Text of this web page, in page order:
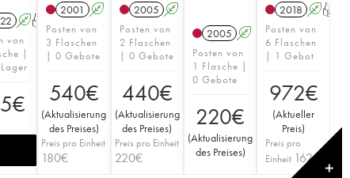
AT
von
|
€
2001 A
Posten von
3 Flaschen
| 0 Gebote
540€
(Aktualisierung
des Preises)
Preis pro Einheit
180€
2005 A
Posten von
2 Flaschen
| 0 Gebote
440€
(Aktualisierung
des Preises)
Preis pro Einheit
220€
2005 A
Posten von
1 Flasche |
0 Gebote
220€
(Aktualisierung
des Preises)
2018 AT
Posten von
6 Flaschen
| 1 Gebot
972€
(Aktueller
Preis)
Preis pro
Einheit 162€
✕